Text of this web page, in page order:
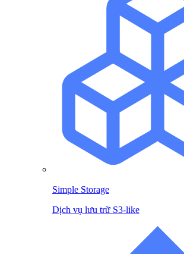
Simple Storage
Dịch vụ lưu trữ S3-like